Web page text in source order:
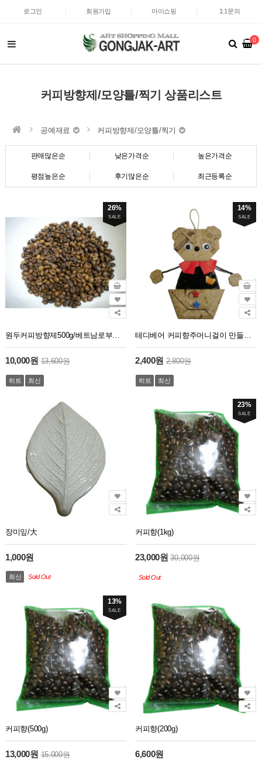
로그인 회원가입 마이쇼핑 1:1문의
0
커피방향제/모양틀/찍기 상품리스트
공예재료 커피방향제/모양틀/찍기
판매많은순 낮은가격순 높은가격순
평점높은순 후기많은순 최근등록순
26%
SALE
10,000원13,600원
히트 최신
14%
SALE
2,400원2,800원
히트 최신
장미잎/大
1,000원
최신 Sold Out
23%
SALE
커피향(1kg)
23,000원30,000원
Sold Out
13%
SALE
커피향(500g)
13,000원15,000원
커피향(200g)
6,600원